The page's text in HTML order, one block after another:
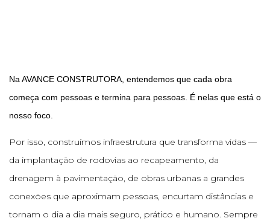
Na AVANCE CONSTRUTORA, entendemos que cada obra
começa com pessoas e termina para pessoas. É nelas que está o
nosso foco.
Por isso, construímos infraestrutura que transforma vidas —
da implantação de rodovias ao recapeamento, da
drenagem à pavimentação, de obras urbanas a grandes
conexões que aproximam pessoas, encurtam distâncias e
tornam o dia a dia mais seguro, prático e humano. Sempre